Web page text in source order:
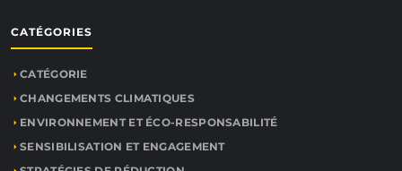
CATÉGORIES
CATÉGORIE
CHANGEMENTS CLIMATIQUES
ENVIRONNEMENT ET ÉCO-RESPONSABILITÉ
SENSIBILISATION ET ENGAGEMENT